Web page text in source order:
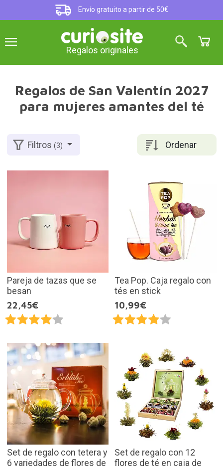
Envío gratuito a partir de 50€
Regalos originales
Regalos de San Valentín 2027
para mujeres amantes del té
Ordenar
Filtros(3)
Pareja de tazas que se
besan
22,45€
Tea Pop. Caja regalo con
tés en stick
10,99€
Set de regalo con tetera y
6 variedades de flores de
Set de regalo con 12
flores de té en caja de